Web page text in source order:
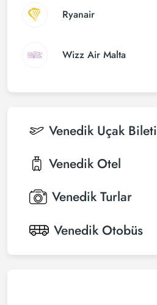
Ryanair
Wizz Air Malta
Venedik Uçak Bileti
Venedik Otel
Venedik Turlar
Venedik Otobüs